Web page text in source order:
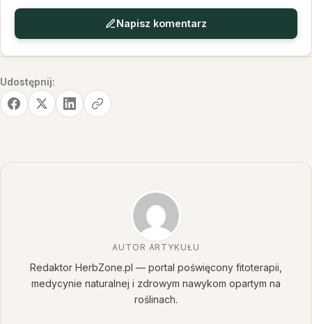
Napisz komentarz
Udostępnij:
AUTOR ARTYKUŁU
Redaktor HerbZone.pl — portal poświęcony fitoterapii,
medycynie naturalnej i zdrowym nawykom opartym na
roślinach.